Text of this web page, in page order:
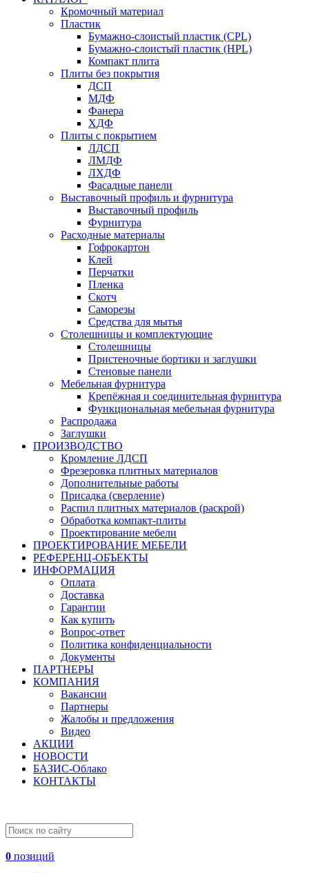
Кромочный материал
Пластик
Бумажно-слоистый пластик (CPL)
Бумажно-слоистый пластик (HPL)
Компакт плита
Плиты без покрытия
ДСП
МДФ
Фанера
ХДФ
Плиты с покрытием
ЛДСП
ЛМДФ
ЛХДФ
Фасадные панели
Выставочный профиль и фурнитура
Выставочный профиль
Фурнитура
Расходные материалы
Гофрокартон
Клей
Перчатки
Пленка
Скотч
Саморезы
Средства для мытья
Столешницы и комплектующие
Столешницы
Пристеночные бортики и заглушки
Стеновые панели
Мебельная фурнитура
Крепёжная и соединительная фурнитура
Функциональная мебельная фурнитура
Распродажа
Заглушки
ПРОИЗВОДСТВО
Кромление ЛДСП
Фрезеровка плитных материалов
Дополнительные работы
Присадка (сверление)
Распил плитных материалов (раскрой)
Обработка компакт-плиты
Проектирование мебели
ПРОЕКТИРОВАНИЕ МЕБЕЛИ
РЕФЕРЕНЦ-ОБЪЕKТЫ
ИНФОРМАЦИЯ
Оплата
Доставка
Гарантии
Как купить
Вопрос-ответ
Политика конфиденциальности
Документы
ПАРТНЕРЫ
КОМПАНИЯ
Вакансии
Партнеры
Жалобы и предложения
Видео
АКЦИИ
НОВОСТИ
БАЗИС-Облако
КОНТАКТЫ
0 позиций